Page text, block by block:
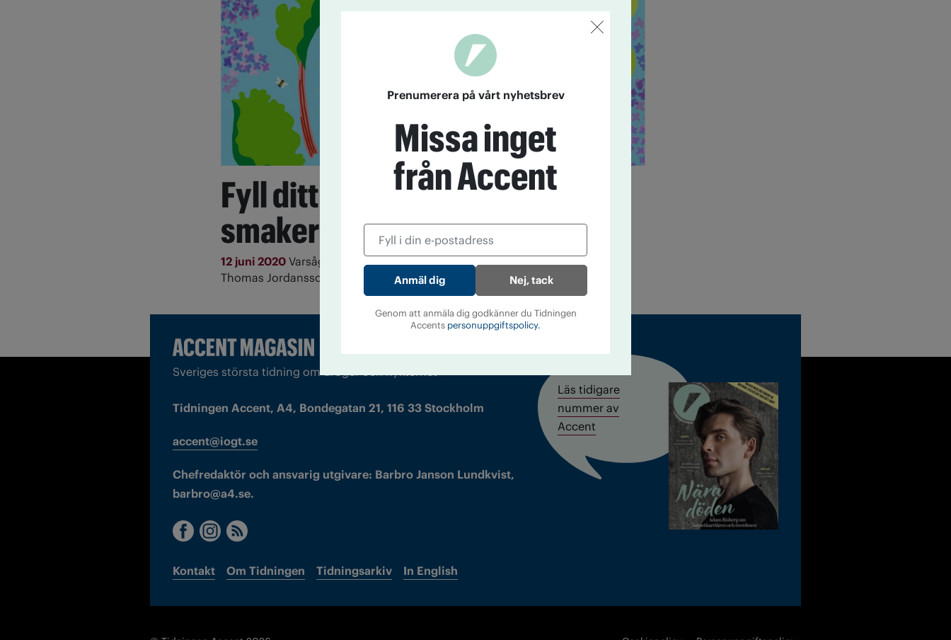
Fyll ditt glas med naturens
smaker
12 juni 2020 Varsågod – här är Accents sommardrinkar, skapade av
Thomas Jordansson.
Sveriges största tidning om droger och nykterhet
Tidningen Accent, A4, Bondegatan 21, 116 33 Stockholm
accent@iogt.se
Chefredaktör och ansvarig utgivare: Barbro Janson Lundkvist,
barbro@a4.se.
Kontakt Om Tidningen Tidningsarkiv In English
Läs tidigare
nummer av
Accent
Prenumerera på vårt nyhetsbrev
Missa inget
från Accent
Nej, tack
Genom att anmäla dig godkänner du Tidningen
Accents personuppgiftspolicy.